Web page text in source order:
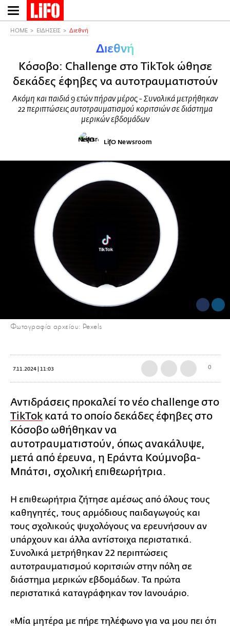
Παράκαμψη
προς
HOME ΕΙΔΗΣΕΙΣ Διεθνή
Διεθνή
Κόσοβο: Challenge στο TikTok ώθησε
δεκάδες έφηβες να αυτοτραυματιστούν
Ακόμη και παιδιά 9 ετών πήραν μέρος - Συνολικά μετρήθηκαν
22 περιπτώσεις αυτοτραυματισμού κοριτσιών σε διάστημα
μερικών εβδομάδων
LifO Newsroom
Φωτογραφία αρχείου: Pexels
7.11.2024 | 11:03 0
Αντιδράσεις προκαλεί το νέο challenge στο
TikTok κατά το οποίο δεκάδες έφηβες στο
Κόσοβο ωθήθηκαν να
αυτοτραυματιστούν, όπως ανακάλυψε,
μετά από έρευνα, η Εράντα Κούμνοβα-
Μπάτσι, σχολική επιθεωρήτρια.
Η επιθεωρήτρια ζήτησε αμέσως από όλους τους
καθηγητές, τους αρμόδιους παιδαγωγούς και
τους σχολικούς ψυχολόγους να ερευνήσουν αν
υπάρχουν και άλλα αντίστοιχα περιστατικά.
Συνολικά μετρήθηκαν 22 περιπτώσεις
αυτοτραυματισμού κοριτσιών στην πόλη σε
διάστημα μερικών εβδομάδων. Τα πρώτα
περιστατικά καταγράφηκαν τον Ιανουάριο.
«Μία μητέρα με πήρε τηλέφωνο για να μου πει ότι